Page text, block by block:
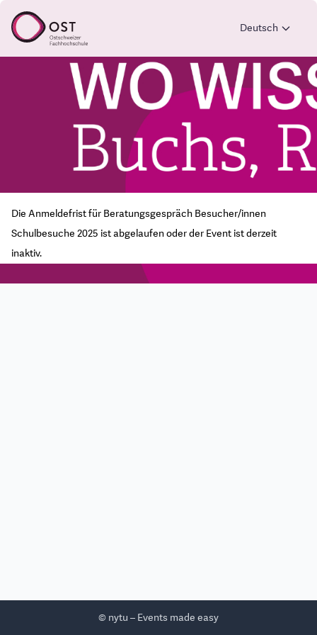
Deutsch
Die Anmeldefrist für Beratungsgespräch Besucher/innen
Schulbesuche 2025 ist abgelaufen oder der Event ist derzeit
inaktiv.
© nytu – Events made easy